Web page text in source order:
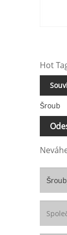
Hot
Šroub